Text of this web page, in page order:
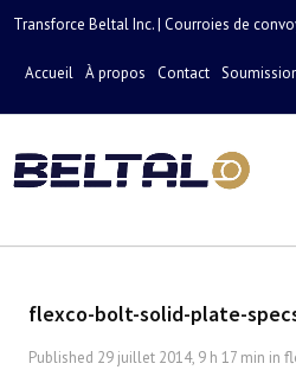
Transforce Beltal Inc. | Courroies de
Accueil À propos Contact
flexco-bolt-solid-plate-
Published 29 juillet 2014, 9 h 17 min in